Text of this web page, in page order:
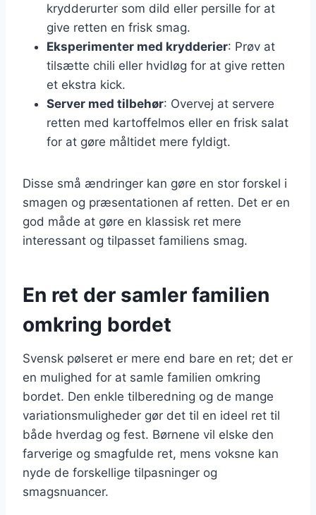
krydderurter som dild eller persille for at
give retten en frisk smag.
Eksperimenter med krydderier: Prøv at
tilsætte chili eller hvidløg for at give retten
et ekstra kick.
Server med tilbehør: Overvej at servere
retten med kartoffelmos eller en frisk salat
for at gøre måltidet mere fyldigt.
Disse små ændringer kan gøre en stor forskel i
smagen og præsentationen af retten. Det er en
god måde at gøre en klassisk ret mere
interessant og tilpasset familiens smag.
En ret der samler familien
omkring bordet
Svensk pølseret er mere end bare en ret; det er
en mulighed for at samle familien omkring
bordet. Den enkle tilberedning og de mange
variationsmuligheder gør det til en ideel ret til
både hverdag og fest. Børnene vil elske den
farverige og smagfulde ret, mens voksne kan
nyde de forskellige tilpasninger og
smagsnuancer.